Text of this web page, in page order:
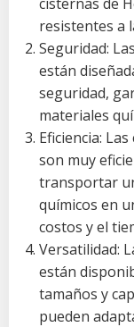
resistentes a
Seguridad:
están
seguridad,
materiales
Eficiencia:
son muy
transportar
químicos en
costos y el
Versatilidad:
están
tamaños y
pueden